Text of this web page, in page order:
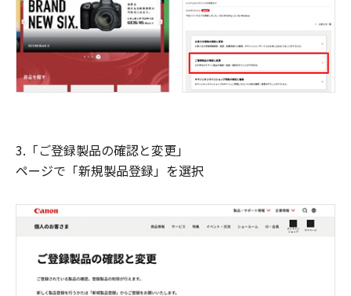
3.「ご登録製品の確認と変更」
ページで「新規製品登録」を選択